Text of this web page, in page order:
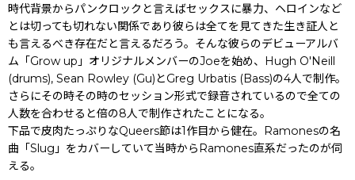
時代背景からパンクロックと言えばセックスに暴力、ヘロインなど
とは切っても切れない関係であり彼らは全てを見てきた生き証人と
も言えるべき存在だと言えるだろう。そんな彼らのデビューアルバ
ム「Grow up」オリジナルメンバーのJoeを始め、Hugh O'Neill
(drums), Sean Rowley (Gu)とGreg Urbatis (Bass)の4人で制作。
さらにその時その時のセッション形式で録音されているので全ての
人数を合わせると倍の8人で制作されたことになる。
下品で皮肉たっぷりなQueers節は1作目から健在。Ramonesの名
曲「Slug」をカバーしていて当時からRamones直系だったのが伺
える。